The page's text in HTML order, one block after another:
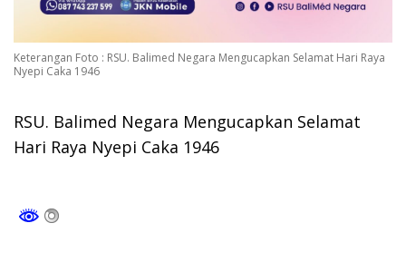
Keterangan Foto : RSU. Balimed Negara Mengucapkan Selamat Hari Raya
Nyepi Caka 1946
RSU. Balimed Negara Mengucapkan Selamat
Hari Raya Nyepi Caka 1946